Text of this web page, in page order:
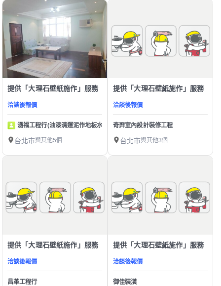
提供「大理石壁紙施作」服務
洽談後報價
湧福工程行(油漆清運泥作地板水電壁紙)
台北市與其他5個
提供「大理石壁紙施作」服務
洽談後報價
奇羿室內設計裝修工程
台北市與其他3個
提供「大理石壁紙施作」服務
洽談後報價
昌革工程行
提供「大理石壁紙施作」服務
洽談後報價
御佳裝潢